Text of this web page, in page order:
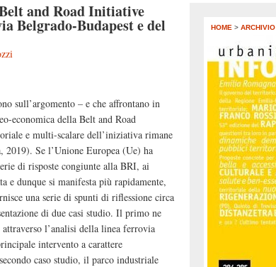
and Road Initiative
Belgrado-Budapest e del
sull’argomento – e che affrontano in
economica della Belt and Road
e multi-scalare dell’iniziativa rimane
2019). Se l’Unione Europea (Ue) ha
di risposte congiunte alla BRI, ai
e dunque si manifesta più rapidamente,
una serie di spunti di riflessione circa
di due casi studio. Il primo ne
l’analisi della linea ferrovia
intervento a carattere
caso studio, il parco industriale
HOME > ARCHIVIO